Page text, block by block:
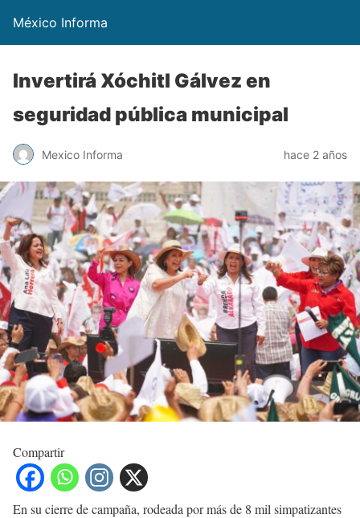
México Informa
Invertirá Xóchitl Gálvez en
seguridad pública municipal
Mexico Informa hace 2 años
Compartir
En su cierre de campaña, rodeada por más de 8 mil simpatizantes